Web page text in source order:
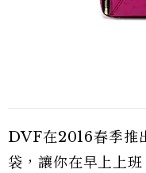
DVF在2016春季
袋，讓你在早上上